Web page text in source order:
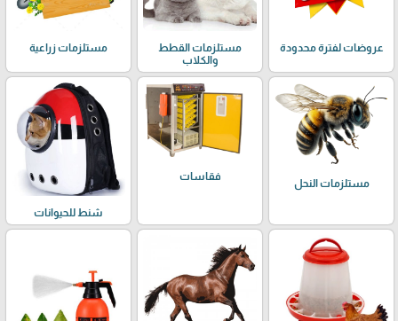
عروضات لفترة محدودة
مستلزمات القطط
والكلاب
مستلزمات زراعية
مستلزمات النحل
فقاسات
شنط للحيوانات